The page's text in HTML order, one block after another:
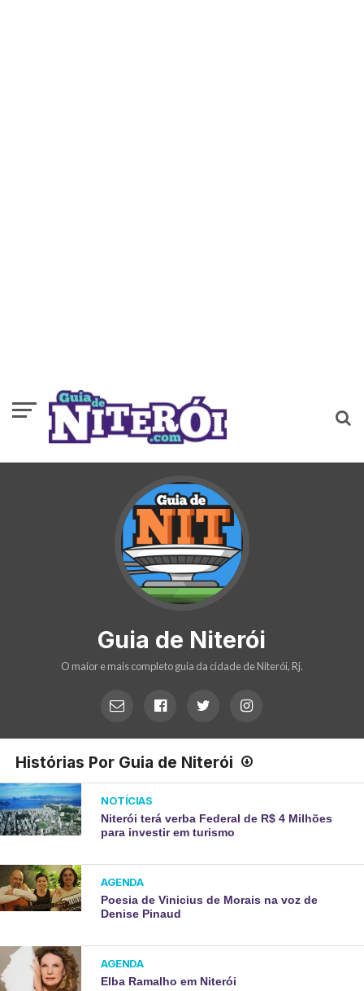
Guia de Niterói
O maior e mais completo guia da cidade de Niterói, Rj.
Histórias Por Guia de Niterói
NOTÍCIAS
Niterói terá verba Federal de R$ 4 Milhões
para investir em turismo
AGENDA
Poesia de Vinicius de Morais na voz de
Denise Pinaud
AGENDA
Elba Ramalho em Niterói